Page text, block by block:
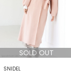
SNIDEL